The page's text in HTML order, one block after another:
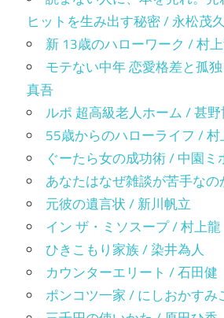
ヒットを生み出す秘密 / 永松茂久
新 13歳のハローワーク / 村
モテない中年 恋愛格差と孤
真吾
ルポ 超高級老人ホーム / 甚
55歳からのハローライフ / 村
ぐーたら女の成功術 / 中園ミ
あなたはなぜ雑談が苦手な
元彼の遺言状 / 新川帆立
イン ザ・ミソスープ / 村上龍
ひきこもり家族 / 染井為人
カウンターエリート / 石田健
ポンコツ一家 / にしおかす